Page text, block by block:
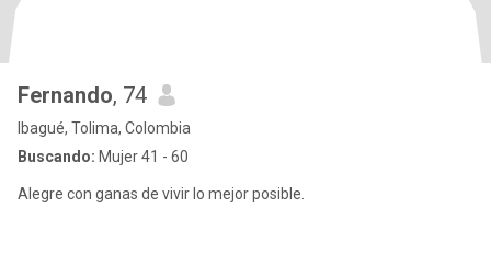
Fernando, 74
Ibagué, Tolima, Colombia
Buscando: Mujer 41 - 60
Alegre con ganas de vivir lo mejor posible.